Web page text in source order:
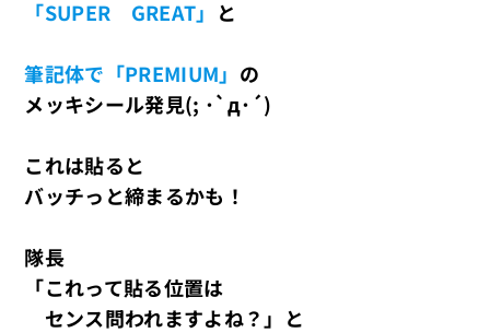
「SUPER GREAT」 と
筆記体で「PREMIUM」 の
メッキシール発見(; ･`д･´)
これは貼ると
バッチっと締まるかも！
隊長
「これって貼る位置は
センス問われますよね？」と